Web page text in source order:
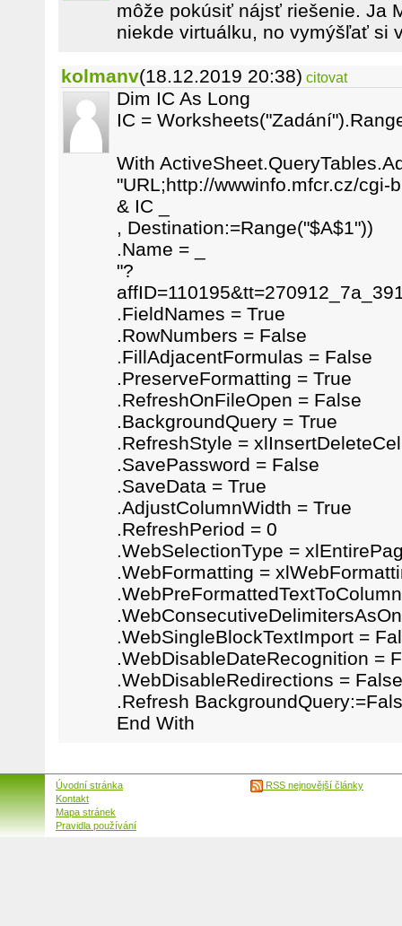
môže pokúsiť nájsť riešenie. Ja
niekde virtuálku, no vymýšľať si
kolmanv(18.12.2019 20:38) citovat
Dim IC As Long
IC =
With
"URL;http://wwwinfo.mfcr.cz/cgi-
& IC _
, Destination:=Range("$A$1"))
.Name = _
"?
.FieldNames = True
.RowNumbers = False
.FillAdjacentFormulas = False
.PreserveFormatting = True
.RefreshOnFileOpen = False
.BackgroundQuery = True
.RefreshStyle =
.SavePassword = False
.SaveData = True
.AdjustColumnWidth = True
.RefreshPeriod = 0
.WebSelectionType =
.WebFormatting =
.WebSingleBlockTextImport =
.WebDisableDateRecognition =
.WebDisableRedirections = False
.Refresh
End With
Úvodní stránka
Kontakt
Mapa stránek
Pravidla používání
RSS nejnovější články